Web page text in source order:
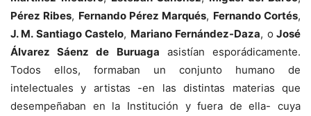
Pérez Ribes, Fernando Pérez Marqués, Fernando Cortés,
J. M. Santiago Castelo, Mariano Fernández-Daza, o José
Álvarez Sáenz de Buruaga asistían esporádicamente.
Todos ellos, formaban un conjunto humano de
intelectuales y artistas -en las distintas materias que
desempeñaban en la Institución y fuera de ella- cuya